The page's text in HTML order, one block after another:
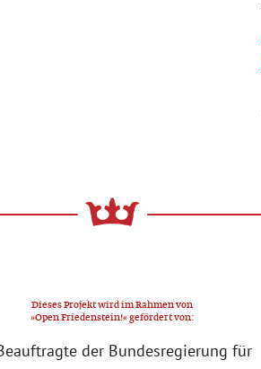
Dieses Projekt wird im Rahmen von
»Open Friedenstein!« gefördert von: